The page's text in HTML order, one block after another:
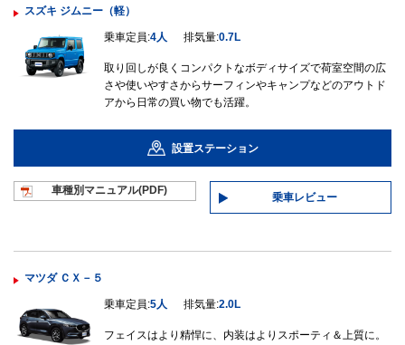
スズキ ジムニー（軽）
乗車定員:4人 排気量:0.7L
取り回しが良くコンパクトなボディサイズで荷室空間の広
さや使いやすさからサーフィンやキャンプなどのアウトド
アから日常の買い物でも活躍。
設置ステーション
車種別マニュアル(PDF)
乗車レビュー
マツダ ＣＸ－５
乗車定員:5人 排気量:2.0L
フェイスはより精悍に、内装はよりスポーティ＆上質に。